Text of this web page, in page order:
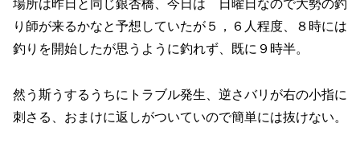
場所は昨日と同じ銀杏橋、今日は 日曜日なので大勢の釣
り師が来るかなと予想していたが５，６人程度、８時には
釣りを開始したが思うように釣れず、既に９時半。
然う斯うするうちにトラブル発生、逆さバリが右の小指に
刺さる、おまけに返しがついていので簡単には抜けない。